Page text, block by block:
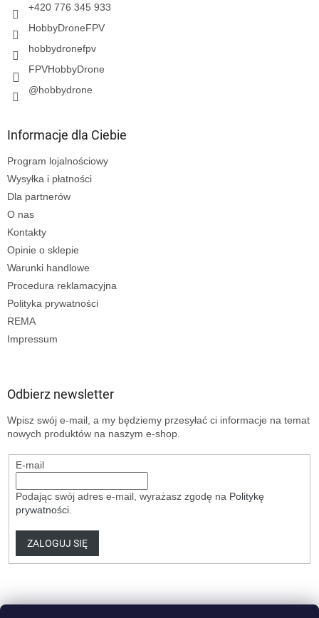
+420 776 345 933
HobbyDroneFPV
hobbydronefpv
FPVHobbyDrone
@hobbydrone
Informacje dla Ciebie
Program lojalnościowy
Wysyłka i płatności
Dla partnerów
O nas
Kontakty
Opinie o sklepie
Warunki handlowe
Procedura reklamacyjna
Polityka prywatności
REMA
Impressum
Odbierz newsletter
Wpisz swój e-mail, a my będziemy przesyłać ci informacje na temat
nowych produktów na naszym e-shop.
E-mail
Podając swój adres e-mail, wyrażasz zgodę na Politykę
prywatności.
ZALOGUJ SIĘ